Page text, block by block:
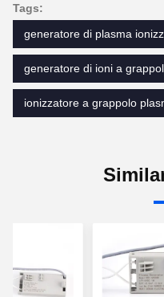
Tags:
generatore di plasma
generatore di ioni a
ionizzatore a grappolo